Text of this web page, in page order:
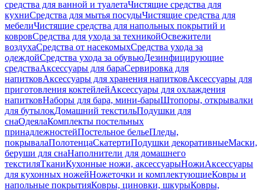
средства для ванной и туалетаЧистящие средства для
кухниСредства для мытья посудыЧистящие средства для
мебелиЧистящие средства для напольных покрытий и
ковровСредства для ухода за техникойОсвежители
воздухаСредства от насекомыхСредства ухода за
одеждойСредства ухода за обувьюДезинфицирующие
средстваАксессуары для бараСервировка для
напитковАксессуары для хранения напитковАксессуары для
приготовления коктейлейАксессуары для охлаждения
напитковНаборы для бара, мини-барыШтопоры, открывалки
для бутылокДомашний текстильПодушки для
снаОдеялаКомплекты постельных
принадлежностейПостельное бельеПледы,
покрывалаПолотенцаСкатертиПодушки декоративныеМаски,
беруши для снаНаполнители для домашнего
текстиляТканиКухонные ножи, аксессуарыНожиАксессуары
для кухонных ножейНожеточки и комплектующиеКовры и
напольные покрытияКовры, циновки, шкурыКовры,